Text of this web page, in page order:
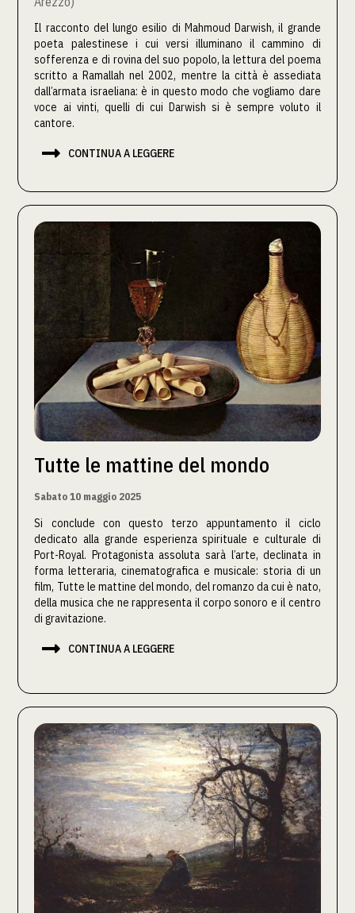
Il racconto del lungo esilio di Mahmoud Darwish, il grande
poeta palestinese i cui versi illuminano il cammino di
sofferenza e di rovina del suo popolo, la lettura del poema
scritto a Ramallah nel 2002, mentre la città è assediata
dall’armata israeliana: è in questo modo che vogliamo dare
voce ai vinti, quelli di cui Darwish si è sempre voluto il
cantore.
 CONTINUA A LEGGERE
Tutte le mattine del mondo
Sabato 10 maggio 2025
Si conclude con questo terzo appuntamento il ciclo
dedicato alla grande esperienza spirituale e culturale di
Port-Royal. Protagonista assoluta sarà l’arte, declinata in
forma letteraria, cinematografica e musicale: storia di un
film, Tutte le mattine del mondo, del romanzo da cui è nato,
della musica che ne rappresenta il corpo sonoro e il centro
di gravitazione.
 CONTINUA A LEGGERE